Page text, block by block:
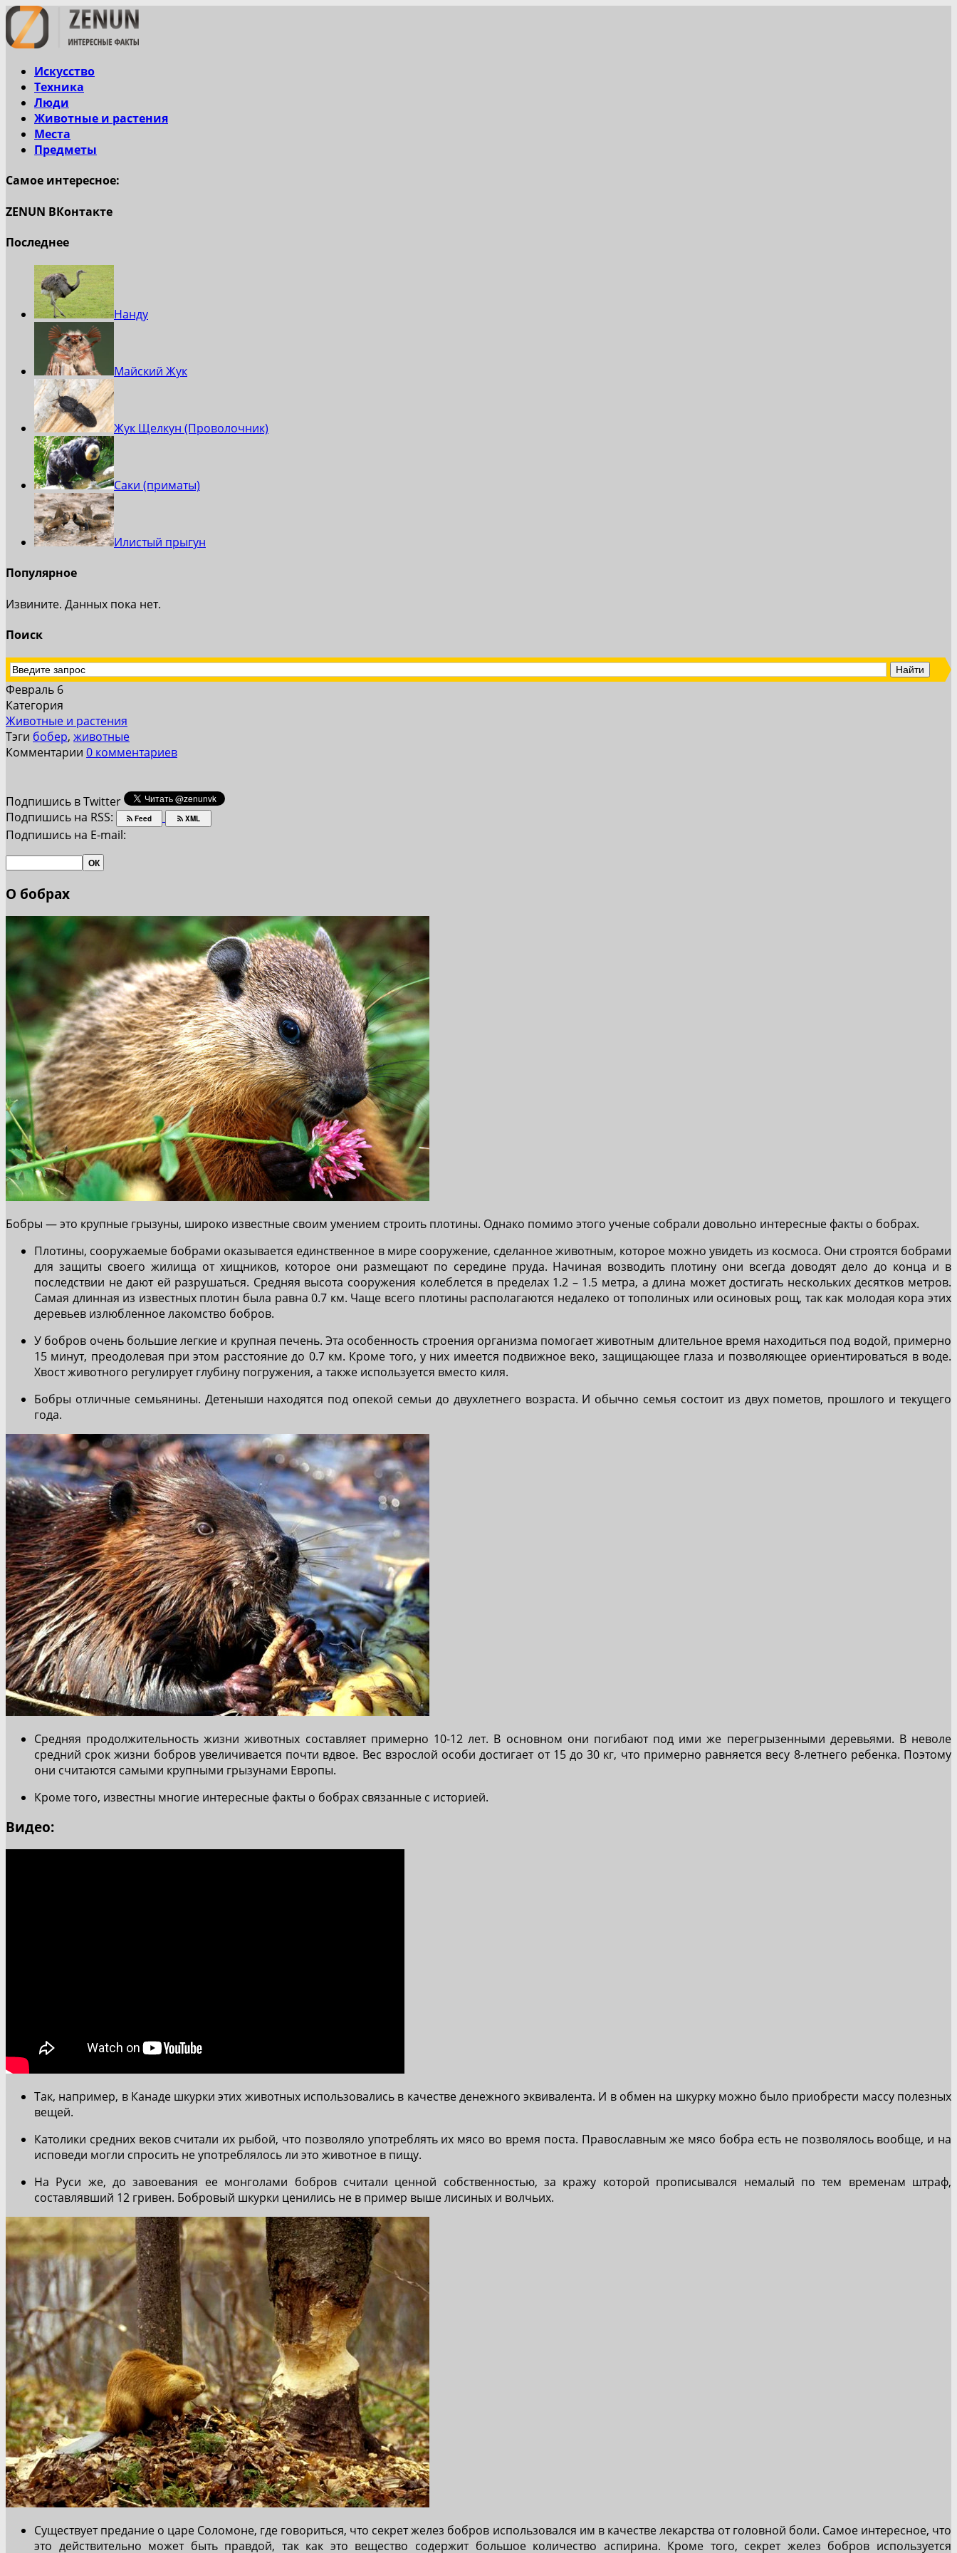
Искусство
Техника
Люди
Животные и растения
Места
Предметы
Самое интересное:
ZENUN ВКонтакте
Последнее
Нанду
Майский Жук
Жук Щелкун (Проволочник)
Саки (приматы)
Илистый прыгун
Популярное
Извините. Данных пока нет.
Поиск
Февраль 6
Категория
Животные и растения
Тэги бобер, животные
Комментарии 0 комментариев
Подпишись в Twitter
Подпишись на RSS:
Feed XML
Подпишись на E-mail:
О бобрах
Бобры — это крупные грызуны, широко известные своим умением строить плотины. Однако помимо этого ученые собрали довольно интересные факты о бобрах.
Плотины, сооружаемые бобрами оказывается единственное в мире сооружение, сделанное животным, которое можно увидеть из космоса. Они строятся бобрами
для защиты своего жилища от хищников, которое они размещают по середине пруда. Начиная возводить плотину они всегда доводят дело до конца и в
последствии не дают ей разрушаться. Средняя высота сооружения колеблется в пределах 1.2 – 1.5 метра, а длина может достигать нескольких десятков метров.
Самая длинная из известных плотин была равна 0.7 км. Чаще всего плотины располагаются недалеко от тополиных или осиновых рощ, так как молодая кора этих
деревьев излюбленное лакомство бобров.
У бобров очень большие легкие и крупная печень. Эта особенность строения организма помогает животным длительное время находиться под водой, примерно
15 минут, преодолевая при этом расстояние до 0.7 км. Кроме того, у них имеется подвижное веко, защищающее глаза и позволяющее ориентироваться в воде.
Хвост животного регулирует глубину погружения, а также используется вместо киля.
Бобры отличные семьянины. Детеныши находятся под опекой семьи до двухлетнего возраста. И обычно семья состоит из двух пометов, прошлого и текущего
года.
Средняя продолжительность жизни животных составляет примерно 10-12 лет. В основном они погибают под ими же перегрызенными деревьями. В неволе
средний срок жизни бобров увеличивается почти вдвое. Вес взрослой особи достигает от 15 до 30 кг, что примерно равняется весу 8-летнего ребенка. Поэтому
они считаются самыми крупными грызунами Европы.
Кроме того, известны многие интересные факты о бобрах связанные с историей.
Видео:
Так, например, в Канаде шкурки этих животных использовались в качестве денежного эквивалента. И в обмен на шкурку можно было приобрести массу полезных
вещей.
Католики средних веков считали их рыбой, что позволяло употреблять их мясо во время поста. Православным же мясо бобра есть не позволялось вообще, и на
исповеди могли спросить не употреблялось ли это животное в пищу.
На Руси же, до завоевания ее монголами бобров считали ценной собственностью, за кражу которой прописывался немалый по тем временам штраф,
составлявший 12 гривен. Бобровый шкурки ценились не в пример выше лисиных и волчьих.
Существует предание о царе Соломоне, где говориться, что секрет желез бобров использовался им в качестве лекарства от головной боли. Самое интересное, что
это действительно может быть правдой, так как это вещество содержит большое количество аспирина. Кроме того, секрет желез бобров используется